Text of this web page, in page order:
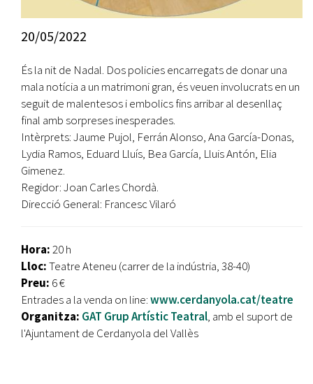
20/05/2022
És la nit de Nadal. Dos policies encarregats de donar una
mala notícia a un matrimoni gran, és veuen involucrats en un
seguit de malentesos i embolics fins arribar al desenllaç
final amb sorpreses inesperades.
Intèrprets: Jaume Pujol, Ferrán Alonso, Ana García-Donas,
Lydia Ramos, Eduard Lluís, Bea García, Lluis Antón, Elia
Gimenez.
Regidor: Joan Carles Chordà.
Direcció General: Francesc Vilaró
Hora:20 h
Lloc:Teatre Ateneu (carrer de la indústria, 38-40)
Preu: 6 €
Entrades a la venda on line:www.cerdanyola.cat/teatre
Organitza: GAT Grup Artístic Teatral, amb el suport de
l'Ajuntament de Cerdanyola del Vallès